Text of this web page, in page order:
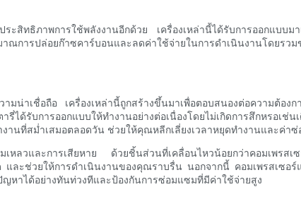
ะสิทธิภาพการใช้พลังงานอีกด้วย เครื่องเหล่านี้ได้รับการออกแบ
ณการปล่อยก๊าซคาร์บอนและลดค่าใช้จ่ายในการดำเนินงานโดยรว
น่าเชื่อถือ เครื่องเหล่านี้ถูกสร้างขึ้นมาเพื่อตอบสนองต่อความต้อง
ด้รับการออกแบบให้ทำงานอย่างต่อเนื่องโดยไม่เกิดการสึกหรอเช่
านที่สม่ำเสมอตลอดวัน ช่วยให้คุณหลีกเลี่ยงเวลาหยุดทำงานและค่าซ่
มเหลวและการเสียหาย ด้วยชิ้นส่วนที่เคลื่อนไหวน้อยกว่าคอมเพร
ละช่วยให้การดำเนินงานของคุณราบรื่น นอกจากนี้ คอมเพรสเซอ
าได้อย่างทันท่วงทีและป้องกันการซ่อมแซมที่มีค่าใช้จ่ายสูง